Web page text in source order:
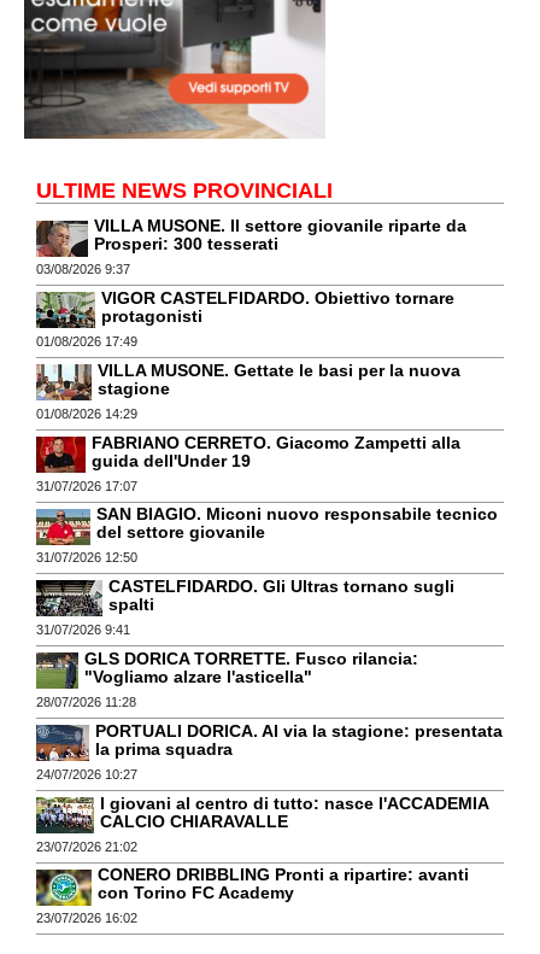
ULTIME NEWS PROVINCIALI
VILLA MUSONE. Il settore giovanile riparte da
Prosperi: 300 tesserati
03/08/2026 9:37
VIGOR CASTELFIDARDO. Obiettivo tornare
protagonisti
01/08/2026 17:49
VILLA MUSONE. Gettate le basi per la nuova
stagione
01/08/2026 14:29
FABRIANO CERRETO. Giacomo Zampetti alla
guida dell'Under 19
31/07/2026 17:07
SAN BIAGIO. Miconi nuovo responsabile tecnico
del settore giovanile
31/07/2026 12:50
CASTELFIDARDO. Gli Ultras tornano sugli
spalti
31/07/2026 9:41
GLS DORICA TORRETTE. Fusco rilancia:
"Vogliamo alzare l'asticella"
28/07/2026 11:28
PORTUALI DORICA. Al via la stagione: presentata
la prima squadra
24/07/2026 10:27
I giovani al centro di tutto: nasce l'ACCADEMIA
CALCIO CHIARAVALLE
23/07/2026 21:02
CONERO DRIBBLING Pronti a ripartire: avanti
con Torino FC Academy
23/07/2026 16:02